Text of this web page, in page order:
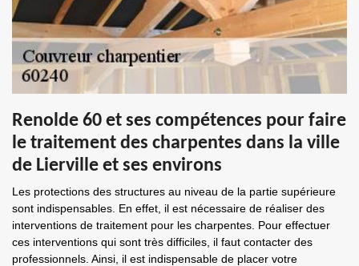
Renolde 60 et ses compétences pour faire
le traitement des charpentes dans la ville
de Lierville et ses environs
Les protections des structures au niveau de la partie supérieure
sont indispensables. En effet, il est nécessaire de réaliser des
interventions de traitement pour les charpentes. Pour effectuer
ces interventions qui sont très difficiles, il faut contacter des
professionnels. Ainsi, il est indispensable de placer votre